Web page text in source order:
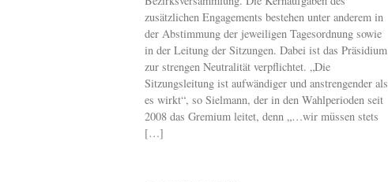
zusätzlichen Engagements bestehen unter anderem in
der Abstimmung der jeweiligen Tagesordnung sowie
in der Leitung der Sitzungen. Dabei ist das Präsidium
zur strengen Neutralität verpflichtet. „Die
Sitzungsleitung ist aufwändiger und anstrengender als
es wirkt“, so Sielmann, der in den Wahlperioden seit
2008 das Gremium leitet, denn „…wir müssen stets
[…]